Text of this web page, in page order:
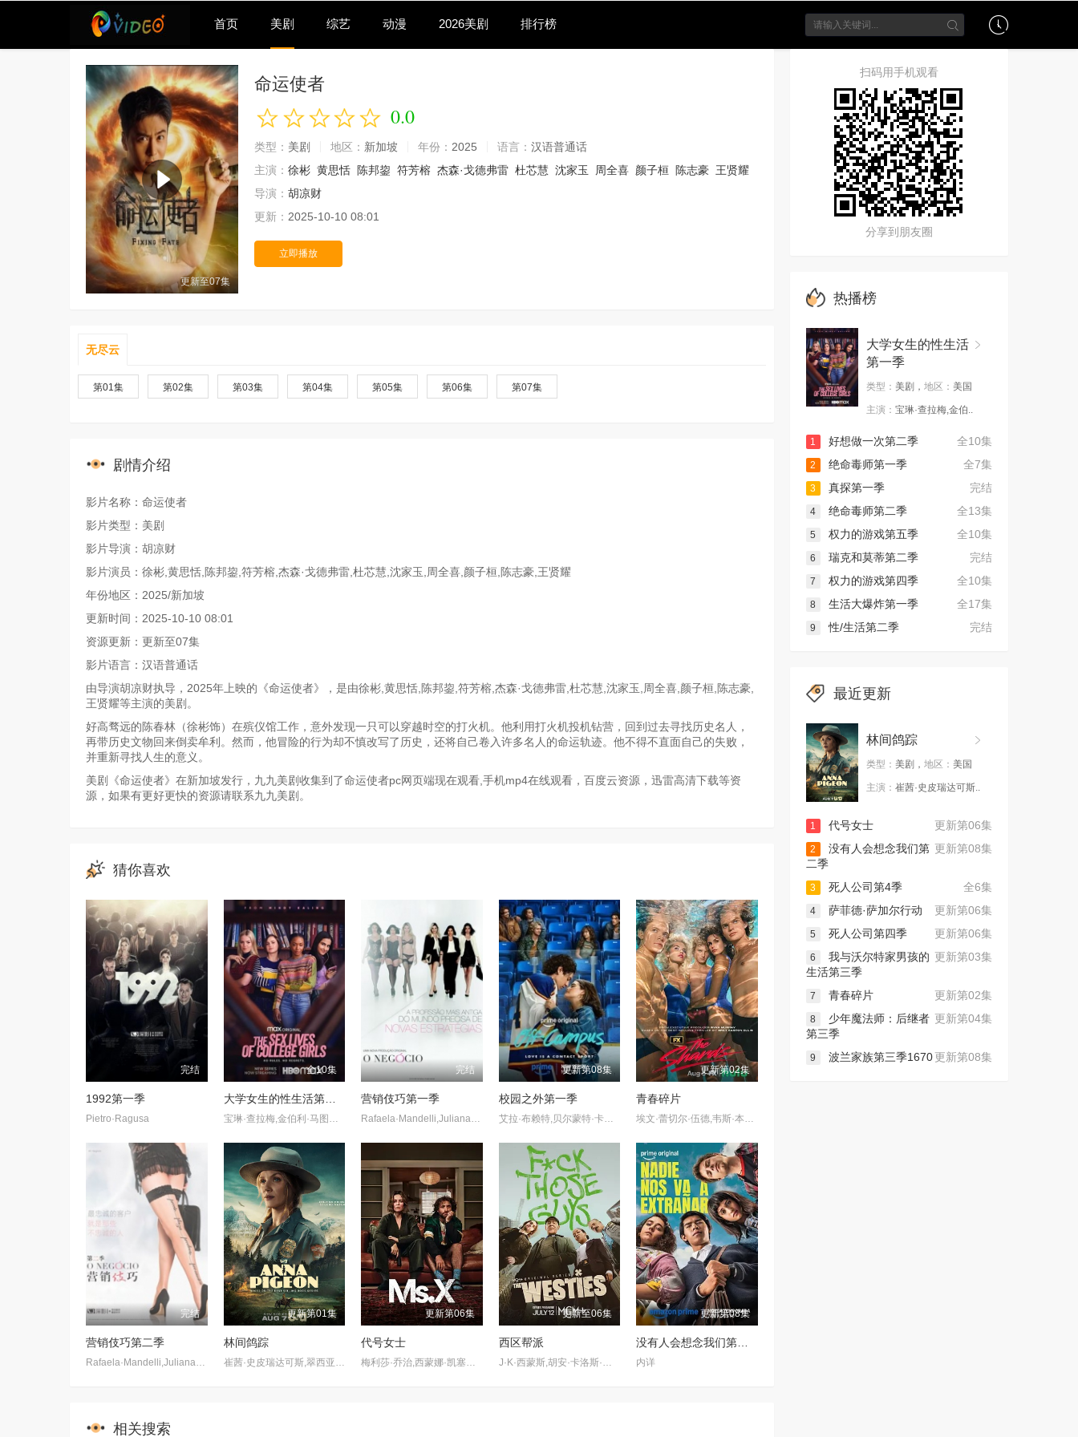
首页 美剧 综艺 动漫 2026美剧 排行榜
更新至07集
命运使者
0.0
类型： 美剧 地区： 新加坡 年份： 2025 语言： 汉语普通话
主演： 徐彬 黄思恬 陈邦鋆 符芳榕 杰森·戈德弗雷 杜芯慧 沈家玉 周全喜 颜子桓 陈志豪 王贤耀
导演： 胡凉财
更新： 2025-10-10 08:01
立即播放
无尽云
第01集 第02集 第03集 第04集 第05集 第06集 第07集
剧情介绍
影片名称：命运使者
影片类型：美剧
影片导演：胡凉财
影片演员：徐彬,黄思恬,陈邦鋆,符芳榕,杰森·戈德弗雷,杜芯慧,沈家玉,周全喜,颜子桓,陈志豪,王贤耀
年份地区：2025/新加坡
更新时间：2025-10-10 08:01
资源更新：更新至07集
影片语言：汉语普通话
由导演胡凉财执导，2025年上映的《命运使者》，是由徐彬,黄思恬,陈邦鋆,符芳榕,杰森·戈德弗雷,杜芯慧,沈家玉,周全喜,颜子桓,陈志豪,
王贤耀等主演的美剧。
好高骛远的陈春林（徐彬饰）在殡仪馆工作，意外发现一只可以穿越时空的打火机。他利用打火机投机钻营，回到过去寻找历史名人，
再带历史文物回来倒卖牟利。然而，他冒险的行为却不慎改写了历史，还将自己卷入许多名人的命运轨迹。他不得不直面自己的失败，
并重新寻找人生的意义。
美剧《命运使者》在新加坡发行，九九美剧收集到了命运使者pc网页端现在观看,手机mp4在线观看，百度云资源，迅雷高清下载等资
源，如果有更好更快的资源请联系九九美剧。
猜你喜欢
完结
1992第一季
Pietro·Ragusa
全10集
大学女生的性生活第一季
宝琳·查拉梅,金伯利·马图拉,米多莉·弗朗西斯,劳伦·斯宾瑟,史蒂芬·瓜里诺,卡维·拉德尼尔,马特·马洛伊,嘉文·莱特伍德,肯尼迪·利·斯洛克姆,马修·戈尔德,莱西·哈特塞尔,罗布·许贝尔,莱克斯·金,佩吉·陆,雪莉·谢波德,妮可·沙利文,吉利安·阿美娜特
完结
营销伎巧第一季
Rafaela·Mandelli,Juliana·Schalch,Michelle·Batista,João·Gabriel·Vasconcellos,Gabriel·Godoy,Guilherme·Weber
更新第08集
校园之外第一季
艾拉·布赖特,贝尔蒙特·卡梅利,史蒂夫·豪威,杰伦·托马斯·
更新第02集
青春碎片
埃文·蕾切尔·伍德,韦斯·本特利,凯雅·基伯,克里斯·康纳,伊格比·里格尼,丹尼尔·戴尔,荷默·基尔,格拉汉姆·坎贝尔,海斯·华纳,Jordan·Roth,Sierra·Stoliar,Bella·Valdes,Constantine·Malahias,Cortés·Alexander,Aidan·Skye·Jameson
完结
营销伎巧第二季
更新第01集
林间鸽踪
更新第06集
代号女士
更新至06集
西区帮派
更新第08集
内详
相关搜索
扫码用手机观看
分享到朋友圈
热播榜
大学女生的性生活
第一季
类型： 美剧， 地区： 美国
主演： 宝琳·查拉梅,金伯..
全10集
1
好想做一次第二季
全7集
2
绝命毒师第一季
完结
3
真探第一季
全13集
4
绝命毒师第二季
全10集
5
权力的游戏第五季
完结
6
瑞克和莫蒂第二季
全10集
7
权力的游戏第四季
全17集
8
生活大爆炸第一季
完结
9 性/生活第二季
最近更新
林间鸽踪
类型： 美剧， 地区： 美国
主演： 崔茜·史皮瑞达可斯..
更新第06集
1
代号女士
更新第08集
2
没有人会想念我们第
二季
全6集
3
死人公司第4季
更新第06集
4
萨菲德·萨加尔行动
更新第06集
5
死人公司第四季
更新第03集
6
我与沃尔特家男孩的
生活第三季
更新第02集
7
青春碎片
更新第04集
8
少年魔法师：后继者
第三季
更新第08集
9 波兰家族第三季1670